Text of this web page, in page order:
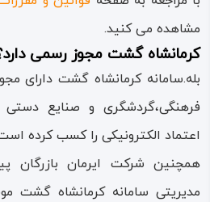
مشاهده می کنید.
کرمانشاه گشت مجوز رسمی
بله.سامانه کرمانشاه گشت دارای
فرهنگی،گردشگری و صنایع
اعتماد الکترونیکی را کسب کرده
همچنین شرکت ایرمان بازرگان
مدیریتی سامانه کرمانشاه گشت